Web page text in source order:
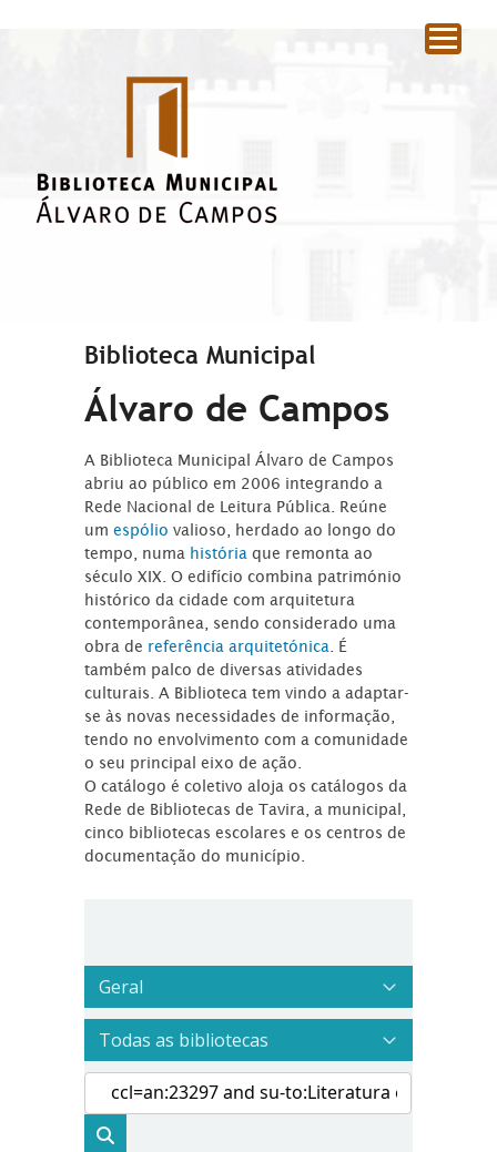
Biblioteca Municipal
Álvaro de Campos
A Biblioteca Municipal Álvaro de Campos
abriu ao público em 2006 integrando a
Rede Nacional de Leitura Pública. Reúne
umespóliovalioso, herdado ao longo do
tempo, numa história que remonta ao
século XIX. O edifício combina património
histórico da cidade com arquitetura
contemporânea, sendo considerado uma
obra de referência arquitetónica . É
também palco de diversas atividades
culturais. A Biblioteca tem vindo a adaptar-
se às novas necessidades de informação,
tendo no envolvimento com a comunidade
o seu principal eixo de ação.
O catálogo é coletivo aloja os catálogos da
Rede de Bibliotecas de Tavira, a municipal,
cinco bibliotecas escolares e os centros de
documentação do município.